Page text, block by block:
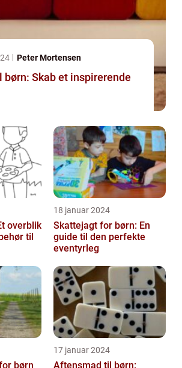
Peter Mortensen
børn: Skab et inspirerende
overblik
til
18 januar 2024
Skattejagt for børn: En
guide til den perfekte
eventyrleg
børn
17 januar 2024
Aftensmad til børn: